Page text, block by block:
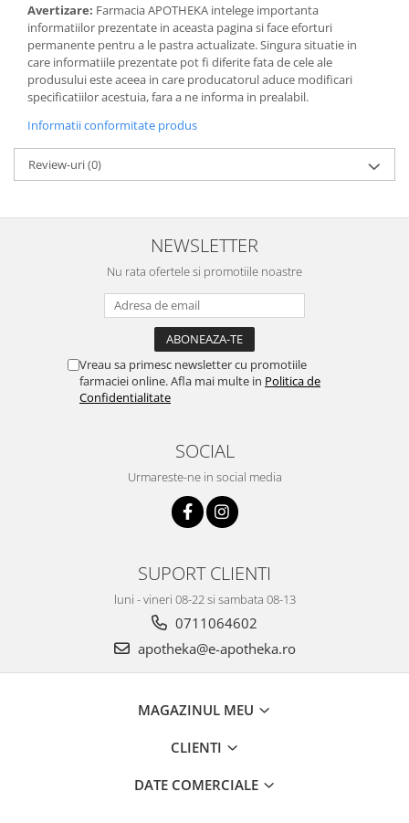
Avertizare: Farmacia APOTHEKA intelege importanta
informatiilor prezentate in aceasta pagina si face eforturi
permanente pentru a le pastra actualizate. Singura situatie in
care informatiile prezentate pot fi diferite fata de cele ale
produsului este aceea in care producatorul aduce modificari
specificatiilor acestuia, fara a ne informa in prealabil.
Informatii conformitate produs
Review-uri(0)
NEWSLETTER
Nu rata ofertele si promotiile noastre
Vreau sa primesc newsletter cu promotiile
farmaciei online. Afla mai multe in Politica de
Confidentialitate
SOCIAL
Urmareste-ne in social media
SUPORT CLIENTI
luni - vineri 08-22 si sambata 08-13
0711064602
apotheka@e-apotheka.ro
MAGAZINUL MEU
CLIENTI
DATE COMERCIALE